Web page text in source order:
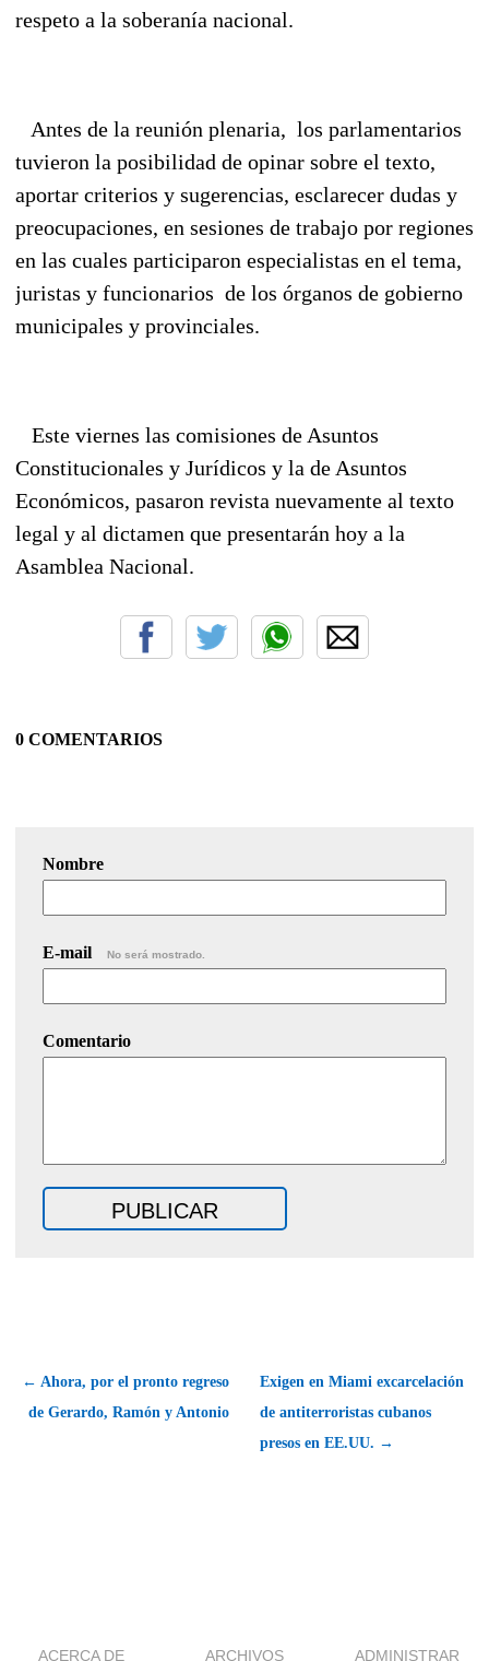
respeto a la soberanía nacional.
Antes de la reunión plenaria, los parlamentarios
tuvieron la posibilidad de opinar sobre el texto,
aportar criterios y sugerencias, esclarecer dudas y
preocupaciones, en sesiones de trabajo por regiones
en las cuales participaron especialistas en el tema,
juristas y funcionarios de los órganos de gobierno
municipales y provinciales.
Este viernes las comisiones de Asuntos
Constitucionales y Jurídicos y la de Asuntos
Económicos, pasaron revista nuevamente al texto
legal y al dictamen que presentarán hoy a la
Asamblea Nacional.
0 COMENTARIOS
Nombre
E-mail No será mostrado.
Comentario
← Ahora, por el pronto regreso
de Gerardo, Ramón y Antonio
Exigen en Miami excarcelación
de antiterroristas cubanos
presos en EE.UU. →
ACERCA DE ARCHIVOS ADMINISTRAR